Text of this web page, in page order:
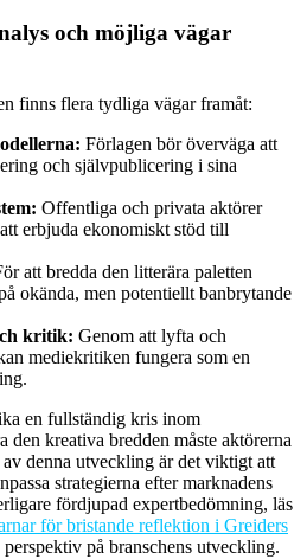
och möjliga vägar
finns flera tydliga vägar framåt:
Förlagen bör överväga att
och självpublicering i sina
Offentliga och privata aktörer
erbjuda ekonomiskt stöd till
att bredda den litterära paletten
okända, men potentiellt banbrytande
kritik: Genom att lyfta och
mediekritiken fungera som en
en fullständig kris inom
den kreativa bredden måste aktörerna
denna utveckling är det viktigt att
strategierna efter marknadens
fördjupad expertbedömning, läs
för bristande reflektion i Greiders
på branschens utveckling.